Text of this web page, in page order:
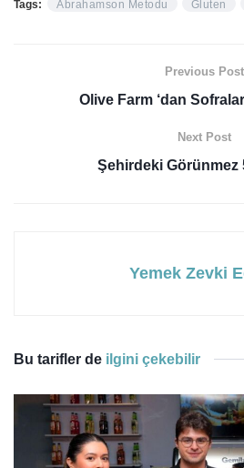
Tags: Abrahamson Metodu Gluten
Previous Post
Olive Farm ‘dan
Next Post
Şehirdeki Görünmez
Yemek Zevki
Bu tarifler de ilgini çekebilir